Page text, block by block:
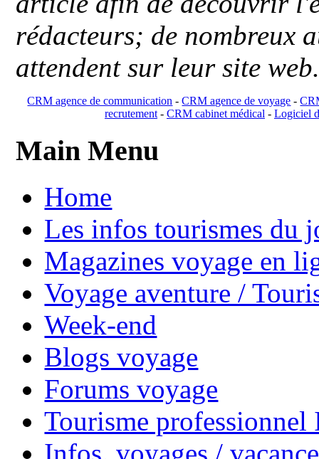
rédacteurs; de nombreux
attendent sur leur site
CRM agence de communication -CRM agence de voyage -
recrutement- CRM cabinet médical- Logiciel
Main Menu
Home
Les infos tourismes du
Magazines voyage en
Voyage aventure /
Week-end
Blogs voyage
Forums voyage
Tourisme
Infos. voyages /